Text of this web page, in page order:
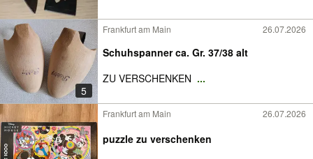
5
Frankfurt am Main 26.07.2026
Schuhspanner ca. Gr. 37/38 alt
ZU VERSCHENKEN ...
Frankfurt am Main 26.07.2026
puzzle zu verschenken